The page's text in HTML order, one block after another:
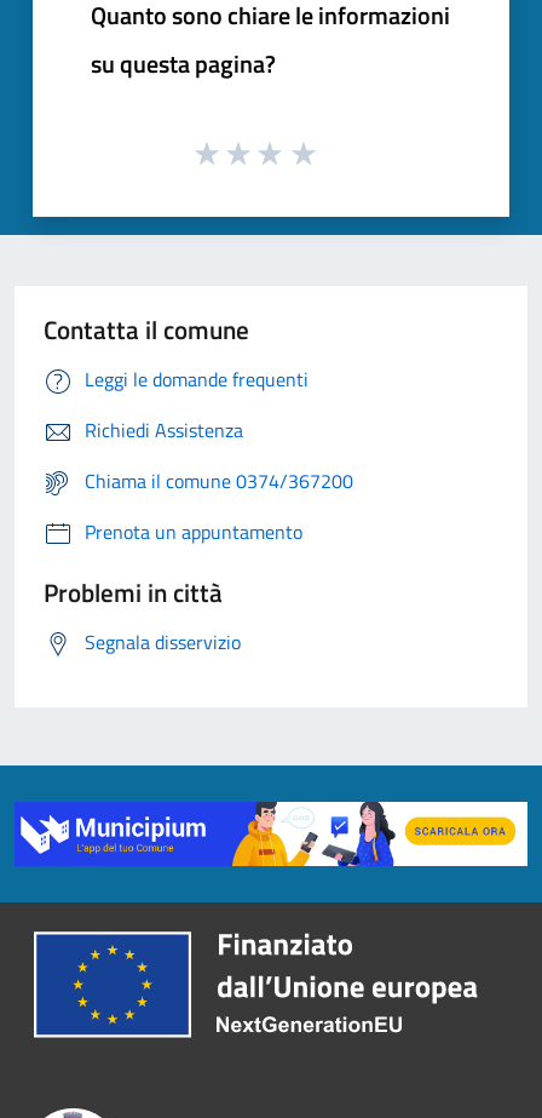
Quanto sono chiare le informazioni
su questa pagina?
Contatta il comune
Leggi le domande frequenti
Richiedi Assistenza
Chiama il comune 0374/367200
Prenota un appuntamento
Problemi in città
Segnala disservizio